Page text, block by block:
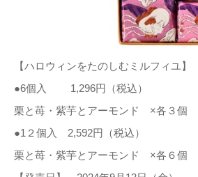
【ハロウィンをたのしむミルフィユ】
●6個入 1,296円（税込）
栗と苺・紫芋とアーモンド ×各３個
●1２個入 2,592円（税込）
栗と苺・紫芋とアーモンド ×各６個